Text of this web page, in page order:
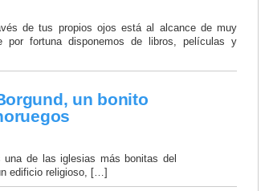
de tus propios ojos está al alcance de muy
por fortuna disponemos de libros, películas y
un bonito
de las iglesias más bonitas del
edificio religioso, […]